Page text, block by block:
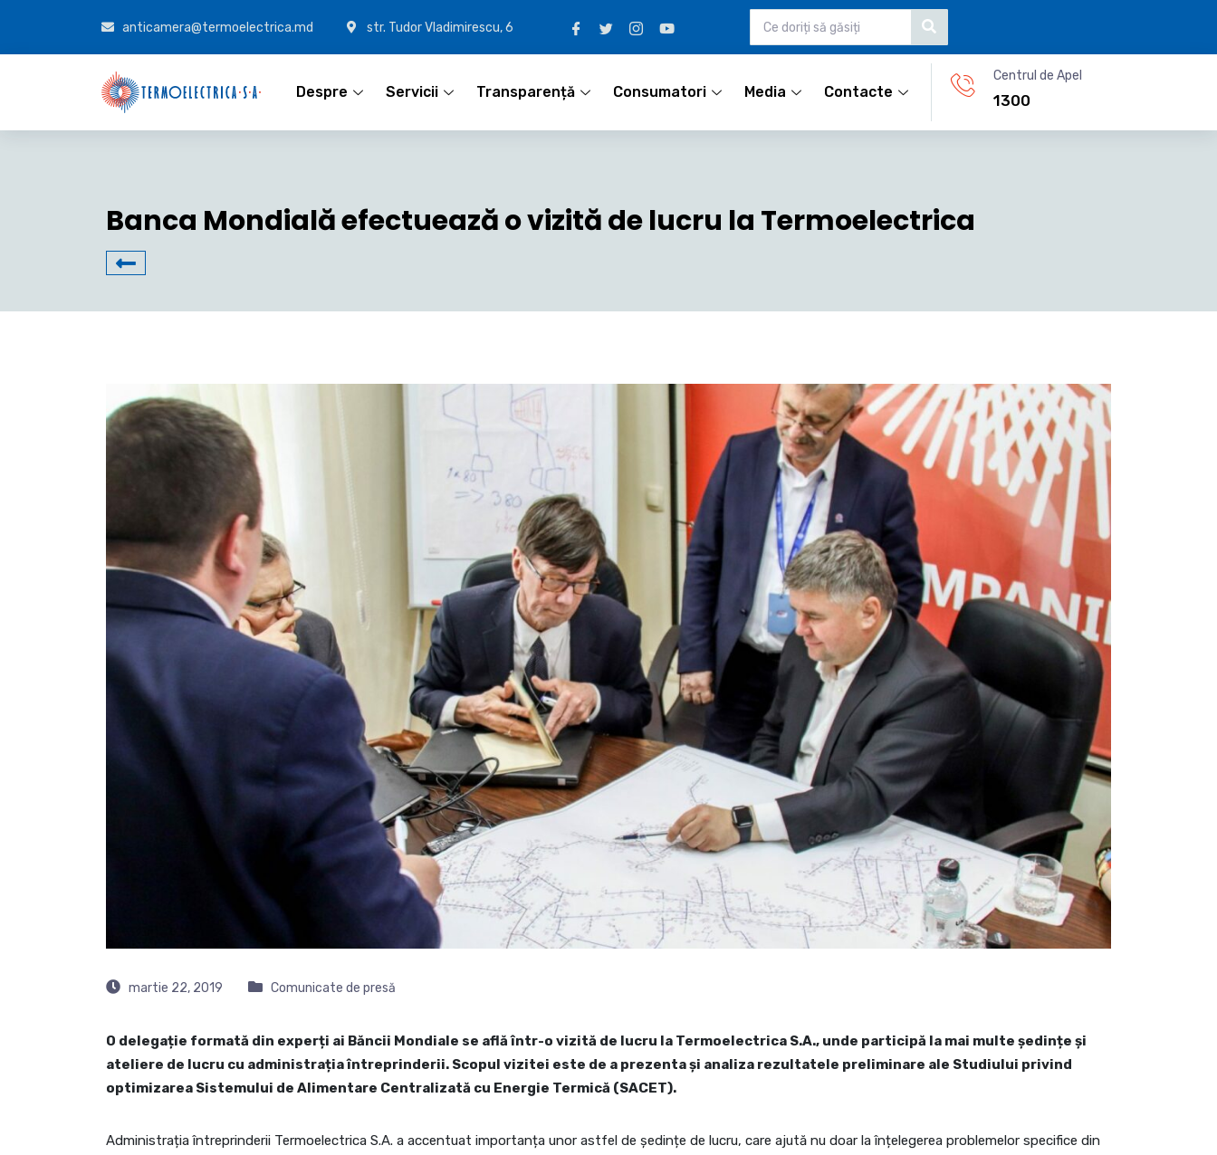
anticamera@termoelectrica.md str. Tudor Vladimirescu, 6
Despre Servicii Transparență Consumatori Media Contacte
Centrul de Apel
1300
Banca Mondială efectuează o vizită de lucru la Termoelectrica
martie 22, 2019 Comunicate de presă
O delegație formată din experți ai Băncii Mondiale se află într-o vizită de lucru la Termoelectrica S.A., unde participă la mai multe ședințe și
ateliere de lucru cu administrația întreprinderii. Scopul vizitei este de a prezenta și analiza rezultatele preliminare ale Studiului privind
optimizarea Sistemului de Alimentare Centralizată cu Energie Termică (SACET).
Administrația întreprinderii Termoelectrica S.A. a accentuat importanța unor astfel de ședințe de lucru, care ajută nu doar la înțelegerea problemelor specifice din